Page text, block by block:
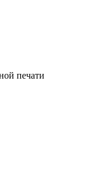
печати